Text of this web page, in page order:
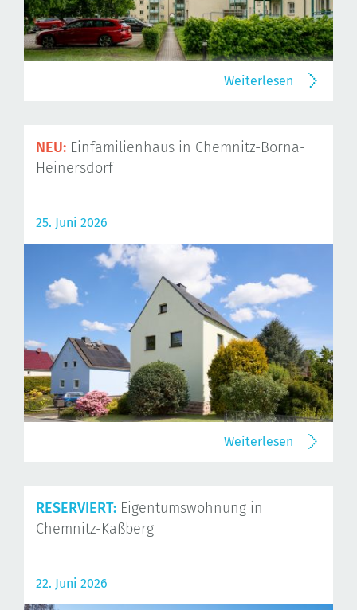
Weiterlesen
NEU: Einfamilienhaus in Chemnitz-Borna-
Heinersdorf
25. Juni 2026
Weiterlesen
RESERVIERT: Eigentumswohnung in
Chemnitz-Kaßberg
22. Juni 2026